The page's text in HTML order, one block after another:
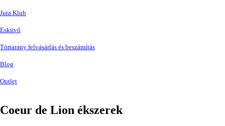
Juta Klub
Esküvő
Törtarany felvásárlás és beszámítás
Blog
Outlet
Coeur de Lion ékszerek